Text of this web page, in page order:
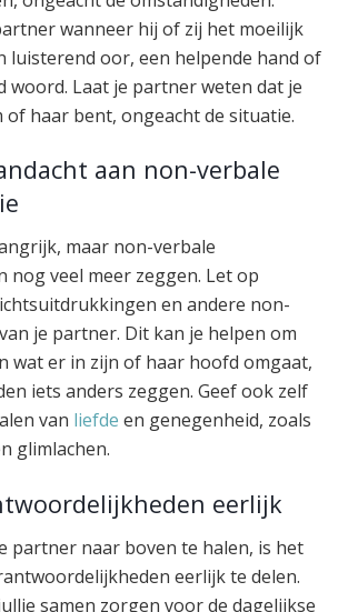
wanneer hij of zij het moeilijk
luisterend oor, een helpende hand of
woord. Laat je partner weten dat je
haar bent, ongeacht de situatie.
aan non-verbale
maar non-verbale
nog veel meer zeggen. Let op
en andere non-
je partner. Dit kan je helpen om
wat er in zijn of haar hoofd omgaat,
iets anders zeggen. Geef ook zelf
van liefde en genegenheid, zoals
glimlachen.
eerlijk
partner naar boven te halen, is het
eerlijk te delen.
samen zorgen voor de dagelijkse